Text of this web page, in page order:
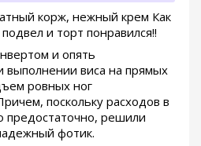
корж, нежный крем Как
и торт понравился!!
и опять
выполнении виса на прямых
ровных ног
поскольку расходов в
предостаточно, решили
фотик.